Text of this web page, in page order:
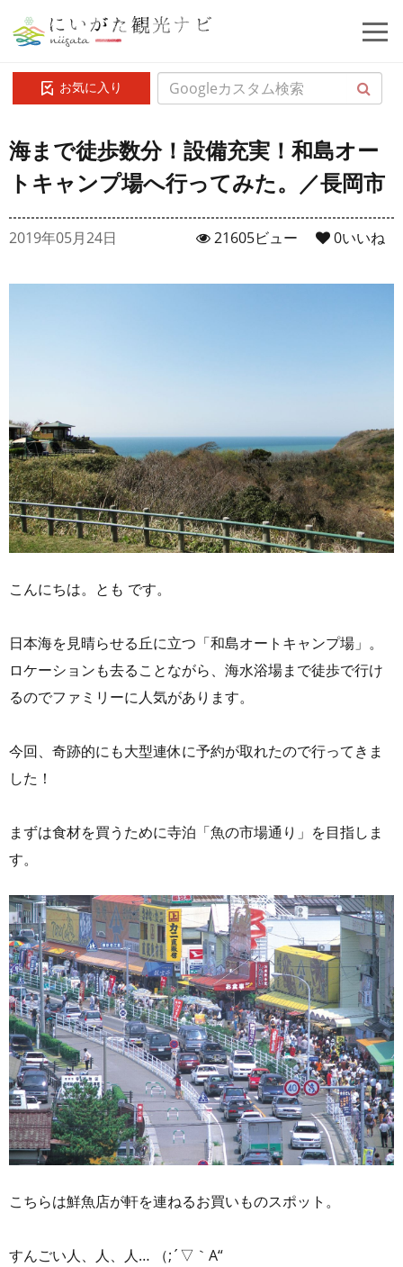
お気に入り
海まで徒歩数分！設備充実！和島オー
トキャンプ場へ行ってみた。／長岡市
2019年05月24日 0いいね
21605ビュー
こんにちは。とも です。
日本海を見晴らせる丘に立つ「和島オートキャンプ場」。
ロケーションも去ることながら、海水浴場まで徒歩で行け
るのでファミリーに人気があります。
今回、奇跡的にも大型連休に予約が取れたので行ってきま
した！
まずは食材を買うために寺泊「魚の市場通り」を目指しま
す。
こちらは鮮魚店が軒を連ねるお買いものスポット。
すんごい人、人、人… （;´▽｀A“